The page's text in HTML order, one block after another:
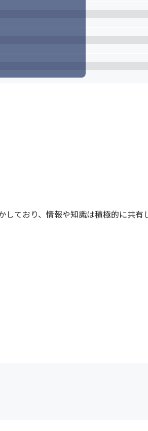
しており、情報や知識は積極的に共有